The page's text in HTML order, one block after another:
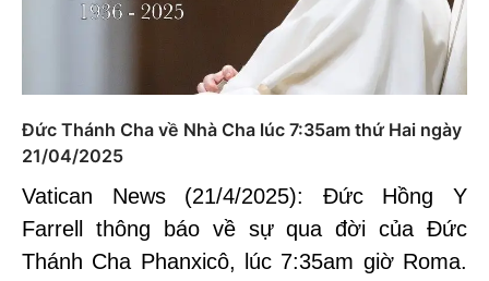
Đức Thánh Cha về Nhà Cha lúc 7:35am thứ Hai ngày
21/04/2025
Vatican News (21/4/2025): Đức Hồng Y
Farrell thông báo về sự qua đời của Đức
Thánh Cha Phanxicô, lúc 7:35am giờ Roma.